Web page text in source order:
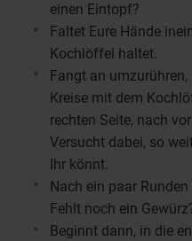
einen Eintopf?
Faltet Eure Hände
Kochlöffel haltet.
Fangt an
Kreise mit dem
rechten Seite, nach
Versucht dabei, so
Ihr könnt.
Nach ein paar
Fehlt noch ein
Beginnt dann, in die